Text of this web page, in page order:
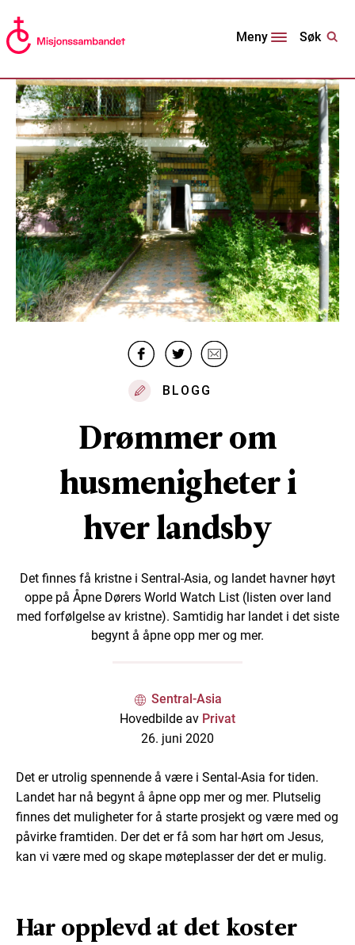
Meny Søk
BLOGG
Drømmer om
husmenigheter i
hver landsby
Det finnes få kristne i Sentral-Asia, og landet havner høyt
oppe på Åpne Dørers World Watch List (listen over land
med forfølgelse av kristne). Samtidig har landet i det siste
begynt å åpne opp mer og mer.
Sentral-Asia
Hovedbilde av Privat
26. juni 2020
Det er utrolig spennende å være i Sental-Asia for tiden.
Landet har nå begynt å åpne opp mer og mer. Plutselig
finnes det muligheter for å starte prosjekt og være med og
påvirke framtiden. Der det er få som har hørt om Jesus,
kan vi være med og skape møteplasser der det er mulig.
Har opplevd at det koster